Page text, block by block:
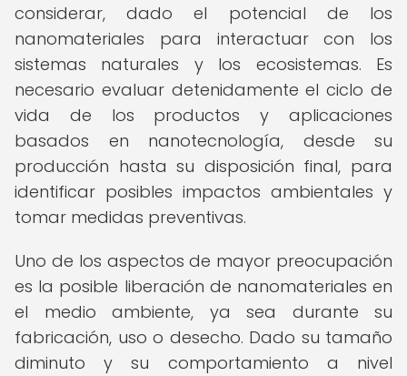
considerar, dado el potencial de los
nanomateriales para interactuar con los
sistemas naturales y los ecosistemas. Es
necesario evaluar detenidamente el ciclo de
vida de los productos y aplicaciones
basados en nanotecnología, desde su
producción hasta su disposición final, para
identificar posibles impactos ambientales y
tomar medidas preventivas.
Uno de los aspectos de mayor preocupación
es la posible liberación de nanomateriales en
el medio ambiente, ya sea durante su
fabricación, uso o desecho. Dado su tamaño
diminuto y su comportamiento a nivel